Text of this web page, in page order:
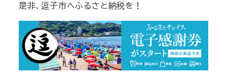
是非、逗子市へふるさと納税を！